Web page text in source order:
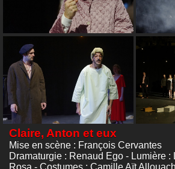
Claire, Anton et eux
Mise en scène : François Cervantes
Dramaturgie : Renaud Ego - Lumière :
Rosa - Costumes : Camille Aït